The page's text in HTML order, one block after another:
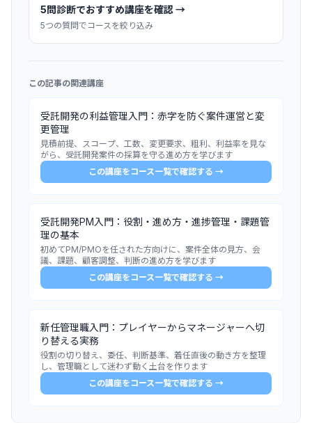
5問診断でおすすめ講座を確認 →
5つの質問でコースを絞り込み
この記事の関連講座
受託開発の利益管理入門：赤字を防ぐ案件運営と変
更管理
見積前提、スコープ、工数、変更要求、粗利、利益率を見な
がら、受託開発案件の採算を守る進め方を学びます
この講座をコース一覧で確認する →
受託開発PM入門：役割・進め方・進捗管理・課題管
理の基本
初めてPM/PMOを任された方向けに、案件全体の見方、会
議、課題、顧客調整、判断の進め方を学びます
この講座をコース一覧で確認する →
新任管理職入門：プレイヤーからマネージャーへ切
り替える実務
役割の切り替え、委任、判断基準、着任直後の動き方を整理
し、管理職として迷わず動く土台を作ります
この講座をコース一覧で確認する →